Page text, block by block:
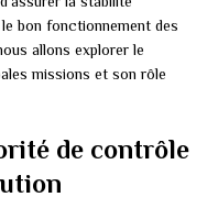
bon fonctionnement des
allons explorer le
missions et son rôle
de contrôle